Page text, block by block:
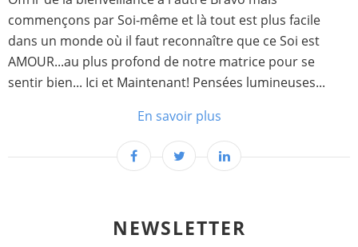
commençons par Soi-même et là tout est plus facile
dans un monde où il faut reconnaître que ce Soi est
AMOUR...au plus profond de notre matrice pour se
sentir bien... Ici et Maintenant! Pensées lumineuses...
En savoir plus
NEWSLETTER